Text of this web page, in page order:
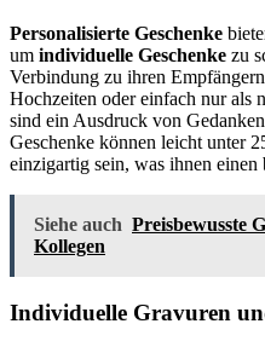
Personalisierte Geschenke
um individuelle Geschenke zu
Verbindung zu ihren
Hochzeiten oder einfach nur als
sind ein Ausdruck von
Geschenke können leicht unter
einzigartig sein, was ihnen einen
Siehe auch Preisbewusste
Kollegen
Individuelle Gravuren